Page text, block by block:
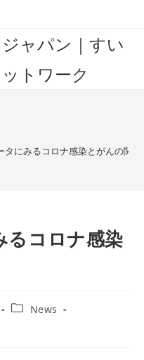
ャパン｜すい
トワーク
タにみるコロナ感染とがんの関係
るコロナ感染
PostNews